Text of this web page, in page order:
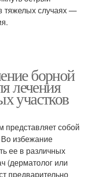
тяжелых случаях —
борной
лечения
участков
представляет собой
Во избежание
ее в различных
(дерматолог или
предварительно